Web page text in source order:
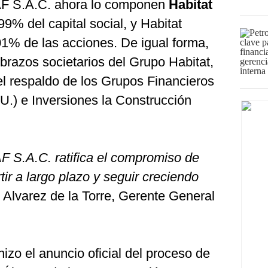
S.A.C. ahora lo componen Habitat
del capital social, y Habitat
de las acciones. De igual forma,
societarios del Grupo Habitat,
respaldo de los Grupos Financieros
e Inversiones la Construcción
S.A.C. ratifica el compromiso de
a largo plazo y seguir creciendo
de la Torre, Gerente General
el anuncio oficial del proceso de